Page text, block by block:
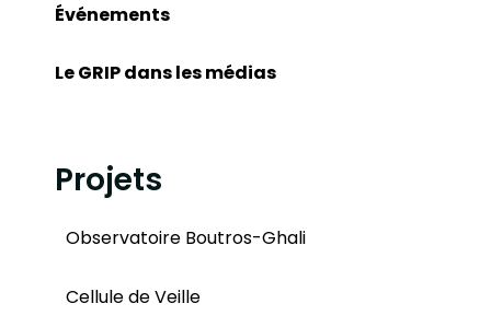
Événements
Le GRIP dans les médias
Projets
Observatoire Boutros-Ghali
Cellule de Veille